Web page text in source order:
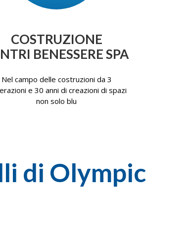
COSTRUZIONE
BENESSERE SPA
Nel campo delle costruzioni da 3
e 30 anni di creazioni di spazi
non solo blu
di Olympic